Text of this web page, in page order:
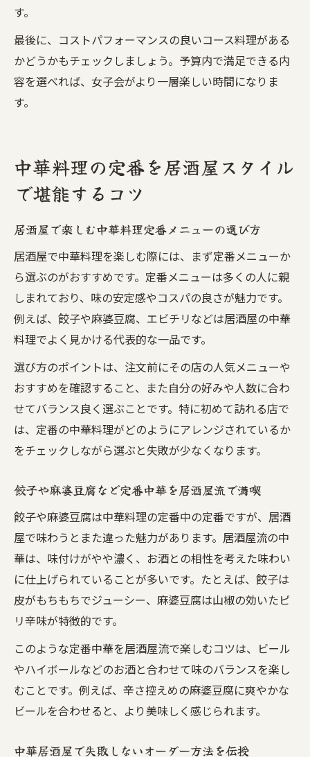
す。
最後に、コストパフォーマンスの良いコース料理がある
かどうかもチェックしましょう。予算内で満足できる内
容を選べれば、女子会がより一層楽しい時間になりま
す。
中華料理の定番を居酒屋スタイル
で堪能するコツ
居酒屋で楽しむ中華料理定番メニューの選び方
居酒屋で中華料理を楽しむ際には、まず定番メニューか
ら選ぶのがおすすめです。定番メニューは多くの人に親
しまれており、味の安定感やコスパの良さが魅力です。
例えば、餃子や麻婆豆腐、エビチリなどは居酒屋の中華
料理でよく見かける代表的な一品です。
選び方のポイントは、注文前にその店の人気メニューや
おすすめを確認すること、また自分の好みや人数に合わ
せてバランス良く選ぶことです。特に初めて訪れる店で
は、定番の中華料理がどのようにアレンジされているか
をチェックしながら選ぶと失敗が少なくなります。
餃子や麻婆豆腐など定番中華を居酒屋流で満喫
餃子や麻婆豆腐は中華料理の定番中の定番ですが、居酒
屋で味わうとまた違った魅力があります。居酒屋流の中
華は、味付けがやや濃く、お酒との相性を考えた味わい
に仕上げられていることが多いです。たとえば、餃子は
皮がもちもちでジューシー、麻婆豆腐は山椒の効いたピ
リ辛味が特徴的です。
このような定番中華を居酒屋流で楽しむコツは、ビール
やハイボールなどのお酒と合わせて味のバランスを楽し
むことです。例えば、辛さ控えめの麻婆豆腐に爽やかな
ビールを合わせると、より美味しく感じられます。
中華居酒屋で失敗しないオーダー方法を伝授